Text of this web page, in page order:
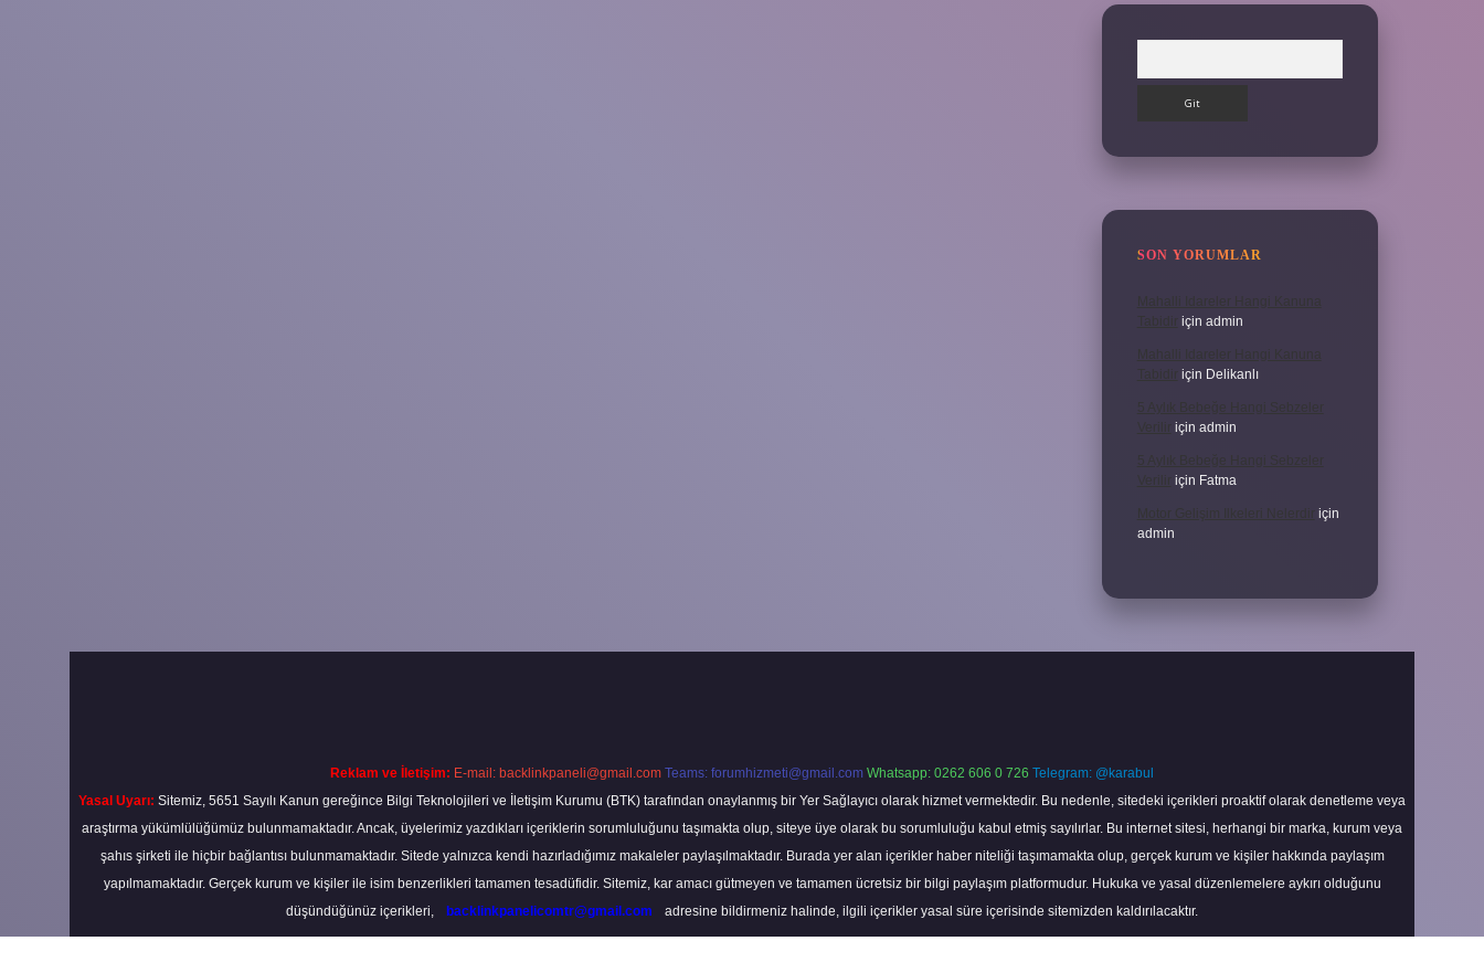
SON YORUMLAR
Mahalli Idareler Hangi Kanuna
Tabidir için admin
Mahalli Idareler Hangi Kanuna
Tabidir için Delikanlı
5 Aylık Bebeğe Hangi Sebzeler
Verilir için admin
5 Aylık Bebeğe Hangi Sebzeler
Verilir için Fatma
Motor Gelişim Ilkeleri Nelerdir için
admin
Reklam ve İletişim: E-mail: backlinkpaneli@gmail.com Teams: forumhizmeti@gmail.com Whatsapp: 0262 606 0 726 Telegram: @karabul
Yasal Uyarı: Sitemiz, 5651 Sayılı Kanun gereğince Bilgi Teknolojileri ve İletişim Kurumu (BTK) tarafından onaylanmış bir Yer Sağlayıcı olarak hizmet vermektedir. Bu nedenle, sitedeki içerikleri proaktif olarak denetleme veya
araştırma yükümlülüğümüz bulunmamaktadır. Ancak, üyelerimiz yazdıkları içeriklerin sorumluluğunu taşımakta olup, siteye üye olarak bu sorumluluğu kabul etmiş sayılırlar. Bu internet sitesi, herhangi bir marka, kurum veya
şahıs şirketi ile hiçbir bağlantısı bulunmamaktadır. Sitede yalnızca kendi hazırladığımız makaleler paylaşılmaktadır. Burada yer alan içerikler haber niteliği taşımamakta olup, gerçek kurum ve kişiler hakkında paylaşım
yapılmamaktadır. Gerçek kurum ve kişiler ile isim benzerlikleri tamamen tesadüfidir. Sitemiz, kar amacı gütmeyen ve tamamen ücretsiz bir bilgi paylaşım platformudur. Hukuka ve yasal düzenlemelere aykırı olduğunu
düşündüğünüz içerikleri,
backlinkpanelicomtr@gmail.com adresine bildirmeniz halinde, ilgili içerikler yasal süre içerisinde sitemizden kaldırılacaktır.